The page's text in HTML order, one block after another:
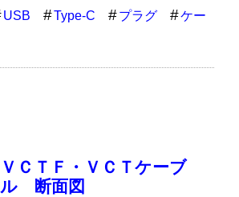
USB Type-C プラグ
ケー
ＶＣＴＦ・ＶＣＴケーブ
ル 断面図